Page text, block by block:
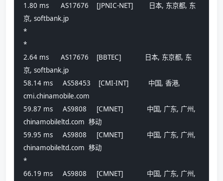
1.80 ms      AS17676    [JPNIC-NET]        日本, 东京都, 东
京, softbank.jp
*
*
2.64 ms      AS17676    [BBTEC]            日本, 东京都, 东
京, softbank.jp
58.14 ms     AS58453    [CMI-INT]          中国, 香港,
cmi.chinamobile.com
59.87 ms     AS9808     [CMNET]            中国, 广东, 广州,
chinamobileltd.com  移动
59.95 ms     AS9808     [CMNET]            中国, 广东, 广州,
chinamobileltd.com  移动
*
66.19 ms     AS9808     [CMNET]            中国, 广东, 广州,